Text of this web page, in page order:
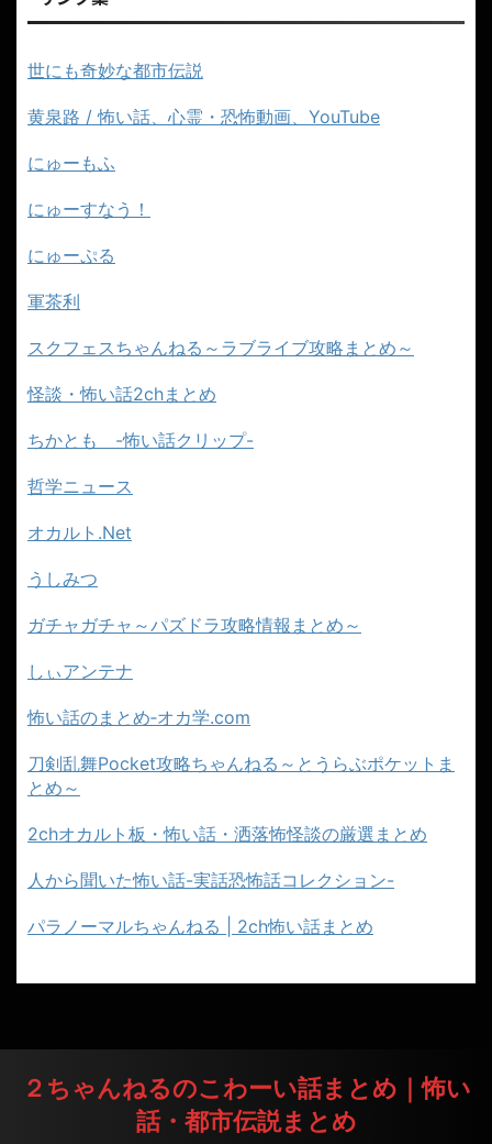
世にも奇妙な都市伝説
黄泉路 / 怖い話、心霊・恐怖動画、YouTube
にゅーもふ
にゅーすなう！
にゅーぷる
軍茶利
スクフェスちゃんねる～ラブライブ攻略まとめ～
怪談・怖い話2chまとめ
ちかとも -怖い話クリップ-
哲学ニュース
オカルト.Net
うしみつ
ガチャガチャ～パズドラ攻略情報まとめ～
しぃアンテナ
怖い話のまとめ‐オカ学.com
刀剣乱舞Pocket攻略ちゃんねる～とうらぶポケットま
とめ～
2chオカルト板・怖い話・洒落怖怪談の厳選まとめ
人から聞いた怖い話-実話恐怖話コレクション-
パラノーマルちゃんねる | 2ch怖い話まとめ
２ちゃんねるのこわーい話まとめ｜怖い
話・都市伝説まとめ